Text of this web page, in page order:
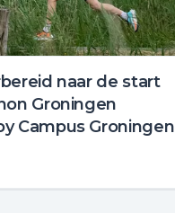
naar de start
Groningen
Campus Groningen